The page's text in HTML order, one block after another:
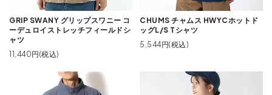
GRIP SWANY グリップスワニー コ
ーデュロイストレッチフィールドシ
ャツ
11,440円(税込)
CHUMS チャムス HWYCホットド
ッグL/S Tシャツ
5,544円(税込)